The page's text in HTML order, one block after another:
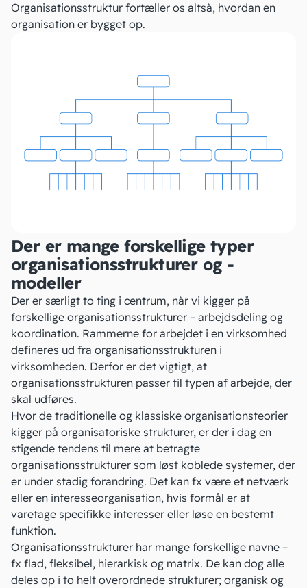
Organisationsstruktur fortæller os altså, hvordan en
organisation er bygget op.
Der er mange forskellige typer
organisationsstrukturer og -
modeller
Der er særligt to ting i centrum, når vi kigger på
forskellige organisationsstrukturer – arbejdsdeling og
koordination. Rammerne for arbejdet i en virksomhed
defineres ud fra organisationsstrukturen i
virksomheden. Derfor er det vigtigt, at
organisationsstrukturen passer til typen af arbejde, der
skal udføres.
Hvor de traditionelle og klassiske organisationsteorier
kigger på organisatoriske strukturer, er der i dag en
stigende tendens til mere at betragte
organisationsstrukturer som løst koblede systemer, der
er under stadig forandring. Det kan fx være et netværk
eller en interesseorganisation, hvis formål er at
varetage specifikke interesser eller løse en bestemt
funktion.
Organisationsstrukturer har mange forskellige navne –
fx flad, fleksibel, hierarkisk og matrix. De kan dog alle
deles op i to helt overordnede strukturer; organisk og